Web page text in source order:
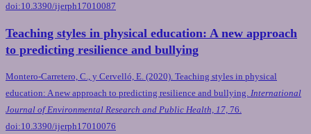
doi:10.3390/ijerph17010087
Teaching styles in physical education: A new approach
to predicting resilience and bullying
Montero-Carretero, C., y Cervelló, E. (2020). Teaching styles in physical
education: A new approach to predicting resilience and bullying. International
Journal of Environmental Research and Public Health, 17, 76.
doi:10.3390/ijerph17010076